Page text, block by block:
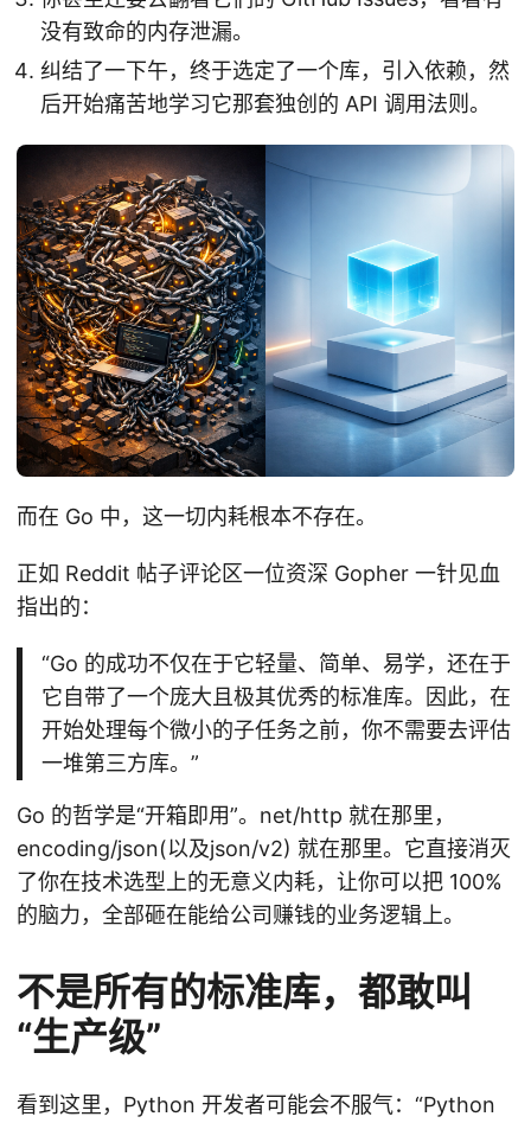
没有致命的内存泄漏。
纠结了一下午，终于选定了一个库，引入依赖，然
后开始痛苦地学习它那套独创的 API 调用法则。
而在 Go 中，这一切内耗根本不存在。
正如 Reddit 帖子评论区一位资深 Gopher 一针见血
指出的：
“Go 的成功不仅在于它轻量、简单、易学，还在于
它自带了一个庞大且极其优秀的标准库。因此，在
开始处理每个微小的子任务之前，你不需要去评估
一堆第三方库。”
Go 的哲学是“开箱即用”。net/http 就在那里，
encoding/json(以及json/v2) 就在那里。它直接消灭
了你在技术选型上的无意义内耗，让你可以把 100%
的脑力，全部砸在能给公司赚钱的业务逻辑上。
不是所有的标准库，都敢叫
“生产级”
看到这里，Python 开发者可能会不服气：“Python